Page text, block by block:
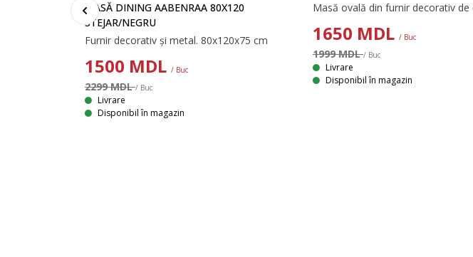
MASĂ DINING AABENRAA 80X120
STEJAR/NEGRU
Furnir decorativ și metal. 80x120x75 cm
1500 MDL / Buc
2299 MDL/ Buc
Livrare
Disponibil în magazin
1650 MDL / Buc
1999 MDL/ Buc
Livrare
Disponibil în magazin